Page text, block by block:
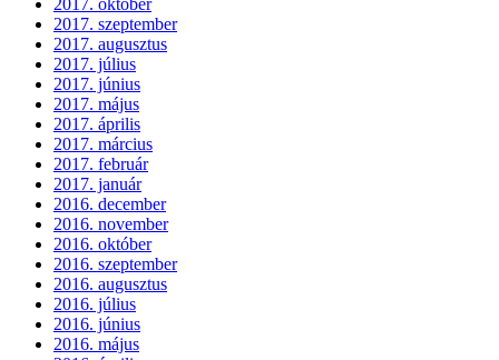
2017. október
2017. szeptember
2017. augusztus
2017. július
2017. június
2017. május
2017. április
2017. március
2017. február
2017. január
2016. december
2016. november
2016. október
2016. szeptember
2016. augusztus
2016. július
2016. június
2016. május